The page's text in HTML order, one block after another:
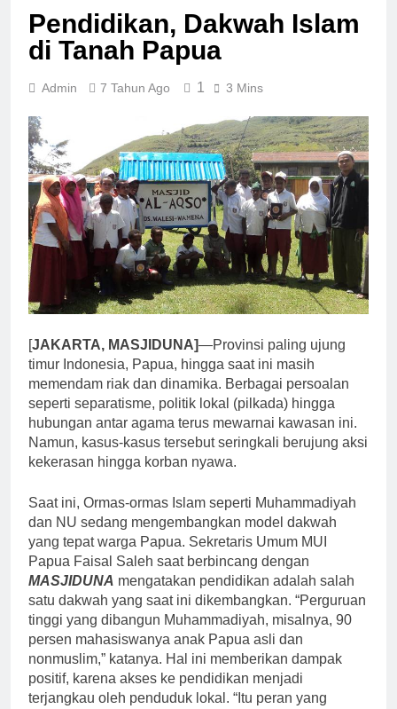
Pendidikan, Dakwah Islam
di Tanah Papua
Admin 7 Tahun Ago 1 3 Mins
[JAKARTA, MASJIDUNA]—Provinsi paling ujung
timur Indonesia, Papua, hingga saat ini masih
memendam riak dan dinamika. Berbagai persoalan
seperti separatisme, politik lokal (pilkada) hingga
hubungan antar agama terus mewarnai kawasan ini.
Namun, kasus-kasus tersebut seringkali berujung aksi
kekerasan hingga korban nyawa.
Saat ini, Ormas-ormas Islam seperti Muhammadiyah
dan NU sedang mengembangkan model dakwah
yang tepat warga Papua. Sekretaris Umum MUI
Papua Faisal Saleh saat berbincang dengan
MASJIDUNA mengatakan pendidikan adalah salah
satu dakwah yang saat ini dikembangkan. “Perguruan
tinggi yang dibangun Muhammadiyah, misalnya, 90
persen mahasiswanya anak Papua asli dan
nonmuslim,” katanya. Hal ini memberikan dampak
positif, karena akses ke pendidikan menjadi
terjangkau oleh penduduk lokal. “Itu peran yang